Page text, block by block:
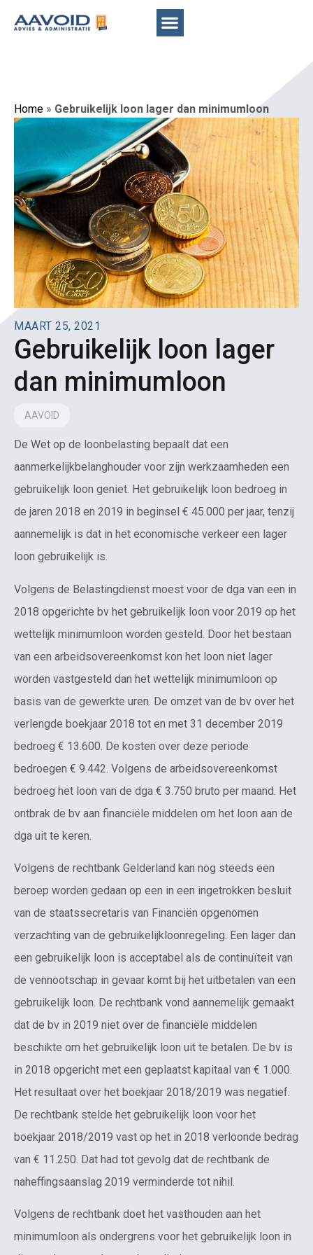
Home » Gebruikelijk loon lager dan minimumloon
MAART 25, 2021
Gebruikelijk loon lager
dan minimumloon
AAVOID
De Wet op de loonbelasting bepaalt dat een
aanmerkelijkbelanghouder voor zijn werkzaamheden een
gebruikelijk loon geniet. Het gebruikelijk loon bedroeg in
de jaren 2018 en 2019 in beginsel € 45.000 per jaar, tenzij
aannemelijk is dat in het economische verkeer een lager
loon gebruikelijk is.
Volgens de Belastingdienst moest voor de dga van een in
2018 opgerichte bv het gebruikelijk loon voor 2019 op het
wettelijk minimumloon worden gesteld. Door het bestaan
van een arbeidsovereenkomst kon het loon niet lager
worden vastgesteld dan het wettelijk minimumloon op
basis van de gewerkte uren. De omzet van de bv over het
verlengde boekjaar 2018 tot en met 31 december 2019
bedroeg € 13.600. De kosten over deze periode
bedroegen € 9.442. Volgens de arbeidsovereenkomst
bedroeg het loon van de dga € 3.750 bruto per maand. Het
ontbrak de bv aan financiële middelen om het loon aan de
dga uit te keren.
Volgens de rechtbank Gelderland kan nog steeds een
beroep worden gedaan op een in een ingetrokken besluit
van de staatssecretaris van Financiën opgenomen
verzachting van de gebruikelijkloonregeling. Een lager dan
een gebruikelijk loon is acceptabel als de continuïteit van
de vennootschap in gevaar komt bij het uitbetalen van een
gebruikelijk loon. De rechtbank vond aannemelijk gemaakt
dat de bv in 2019 niet over de financiële middelen
beschikte om het gebruikelijk loon uit te betalen. De bv is
in 2018 opgericht met een geplaatst kapitaal van € 1.000.
Het resultaat over het boekjaar 2018/2019 was negatief.
De rechtbank stelde het gebruikelijk loon voor het
boekjaar 2018/2019 vast op het in 2018 verloonde bedrag
van € 11.250. Dat had tot gevolg dat de rechtbank de
naheffingsaanslag 2019 verminderde tot nihil.
Volgens de rechtbank doet het vasthouden aan het
minimumloon als ondergrens voor het gebruikelijk loon in